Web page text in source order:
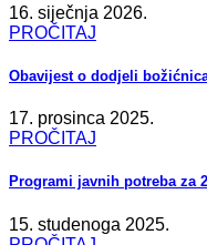
16. siječnja 2026.
PROČITAJ
Obavijest o dodjeli
17. prosinca 2025.
PROČITAJ
Programi javnih potreba za
15. studenoga 2025.